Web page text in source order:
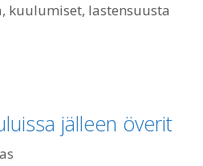
, kuulumiset, lastensuusta
jälleen överit